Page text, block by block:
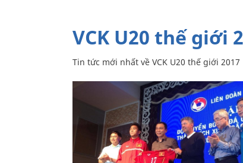
VCK U20 thế giới
Tin tức mới nhất về VCK U20 thế giới 2017